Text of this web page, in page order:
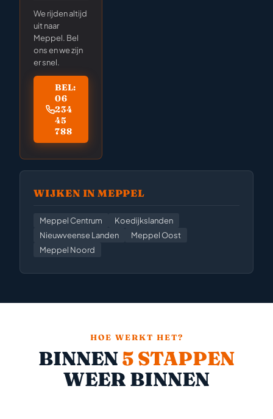
We rijden altijd
uit naar
Meppel. Bel
ons en we zijn
er snel.
BEL:
06
234
45
788
WIJKEN IN MEPPEL
Meppel Centrum
Koedijkslanden
Nieuwveense Landen
Meppel Oost
Meppel Noord
HOE WERKT HET?
BINNEN5 STAPPEN
WEER BINNEN